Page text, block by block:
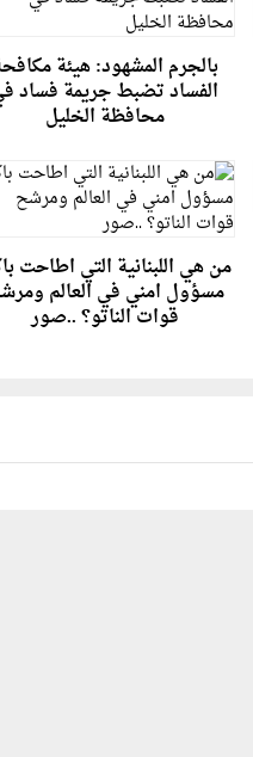
بالجرم المشهود: هيئة
الفساد تضبط جريمة فساد
محافظة الخليل
من هي اللبنانية التي اطاحت
مسؤول امني في العالم
قوات الناتو؟ ..صور